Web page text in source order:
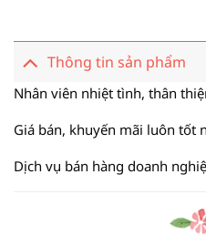
Thông tin sản phẩm
Nhân viên nhiệt tình, thân
Giá bán, khuyến mãi luôn tốt
Dịch vụ bán hàng doanh